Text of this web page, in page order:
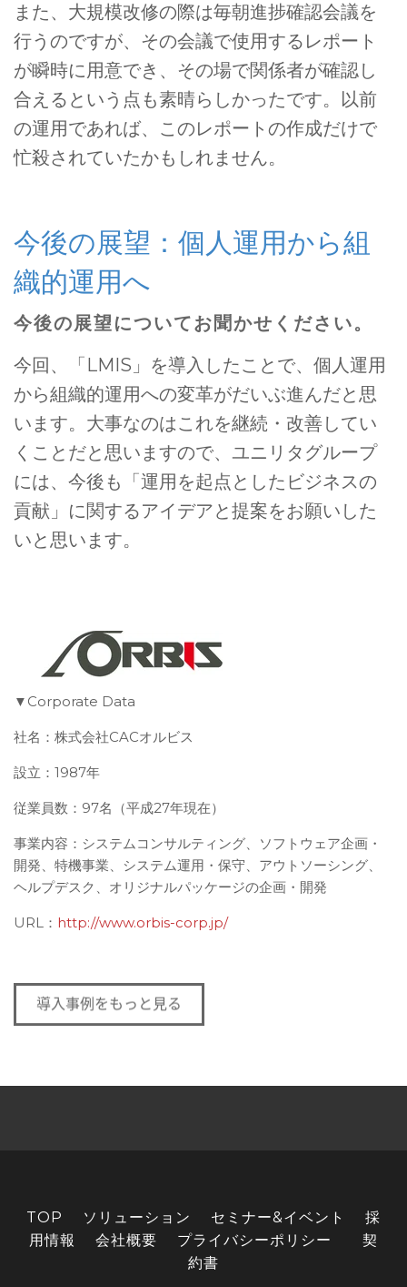
また、大規模改修の際は毎朝進捗確認会議を
行うのですが、その会議で使用するレポート
が瞬時に用意でき、その場で関係者が確認し
合えるという点も素晴らしかったです。以前
の運用であれば、このレポートの作成だけで
忙殺されていたかもしれません。
今後の展望：個人運用から組
織的運用へ
今後の展望についてお聞かせください。
今回、「LMIS」を導入したことで、個人運用
から組織的運用への変革がだいぶ進んだと思
います。大事なのはこれを継続・改善してい
くことだと思いますので、ユニリタグループ
には、今後も「運用を起点としたビジネスの
貢献」に関するアイデアと提案をお願いした
いと思います。
▼Corporate Data
社名：株式会社CACオルビス
設立：1987年
従業員数：97名（平成27年現在）
事業内容：システムコンサルティング、ソフトウェア企画・
開発、特機事業、システム運用・保守、アウトソーシング、
ヘルプデスク、オリジナルパッケージの企画・開発
URL ： http://www.orbis-corp.jp/
TOP ソリューション セミナー&イベント
採
用情報
会社概要 プライバシーポリシー
契
約書